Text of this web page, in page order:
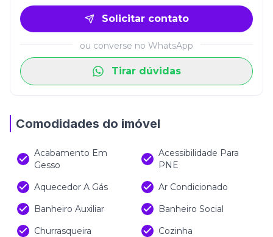
Solicitar contato
ou converse no WhatsApp
Tirar dúvidas
Comodidades do imóvel
Acabamento Em
Gesso
Acessibilidade Para
PNE
Aquecedor A Gás
Ar Condicionado
Banheiro Auxiliar
Banheiro Social
Churrasqueira
Cozinha